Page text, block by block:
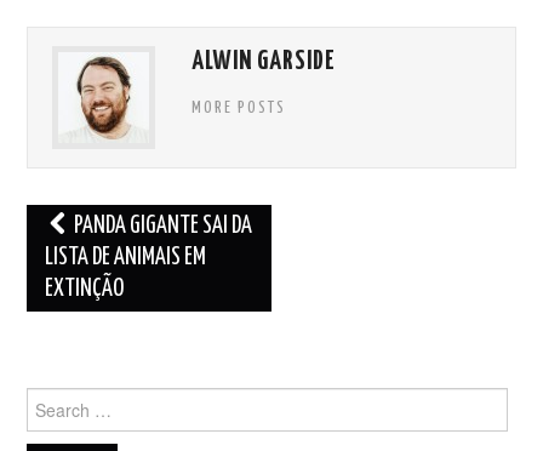
ALWIN GARSIDE
MORE POSTS
Post
navigation
PANDA GIGANTE SAI DA
LISTA DE ANIMAIS EM
EXTINÇÃO
for: